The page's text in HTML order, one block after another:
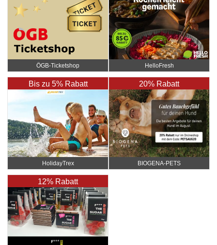
ÖGB-Ticketshop HelloFresh
Bis zu 5% Rabatt
HolidayTrex
20% Rabatt
BIOGENA-PETS
12% Rabatt